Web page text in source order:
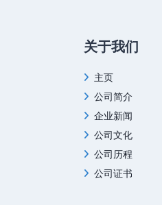
关于我们
主页
公司简介
企业新闻
公司文化
公司历程
公司证书